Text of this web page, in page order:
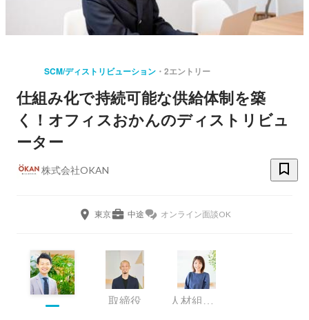
SCM/ディストリビューション 2エントリー
仕組み化で持続可能な供給体制を築
く！オフィスおかんのディストリビュ
ーター
株式会社OKAN
東京 中途 オンライン面談OK
取締役 人材組織開発室/採用